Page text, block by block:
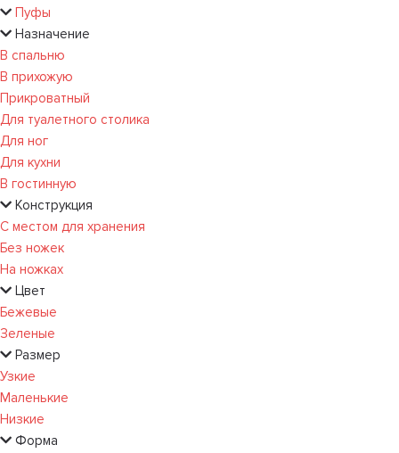
Пуфы
Назначение
В спальню
В прихожую
Прикроватный
Для туалетного столика
Для ног
Для кухни
В гостинную
Конструкция
С местом для хранения
Без ножек
На ножках
Цвет
Бежевые
Зеленые
Размер
Узкие
Маленькие
Низкие
Форма